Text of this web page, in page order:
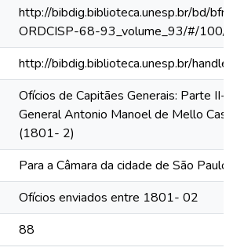
http://bibdig.biblioteca.unesp.br/bd/
ORDCISP-68-93_volume_93/#/100/
http://bibdig.biblioteca.unesp.br/
Ofícios de Capitães Generais: Parte II-
General Antonio Manoel de Mello
(1801- 2)
Para a Câmara da cidade de São Paulo
Ofícios enviados entre 1801- 02
88